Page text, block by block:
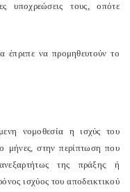
υποχρεώσεις τους, οπότε
έπρεπε να προμηθευτούν το
νομοθεσία η ισχύς του
μήνες, στην περίπτωση που
της πράξης ή
ισχύος του αποδεικτικού